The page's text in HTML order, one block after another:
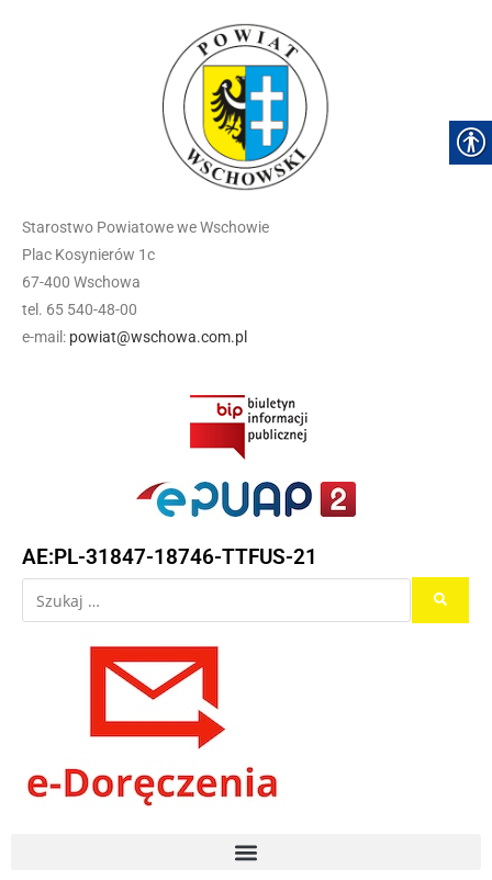
Starostwo Powiatowe we Wschowie
Plac Kosynierów 1c
67-400 Wschowa
tel. 65 540-48-00
e-mail: powiat@wschowa.com.pl
AE:PL-31847-18746-TTFUS-21